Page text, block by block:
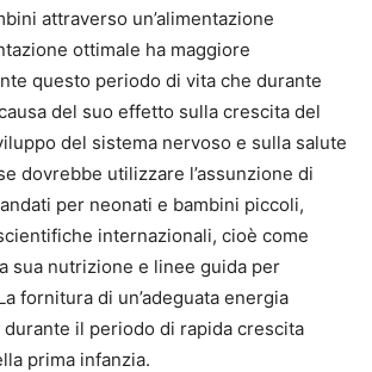
attraverso un’alimentazione
ottimale ha maggiore
questo periodo di vita che durante
del suo effetto sulla crescita del
del sistema nervoso e sulla salute
dovrebbe utilizzare l’assunzione di
per neonati e bambini piccoli,
internazionali, cioè come
sua nutrizione e linee guida per
fornitura di un’adeguata energia
il periodo di rapida crescita
prima infanzia.